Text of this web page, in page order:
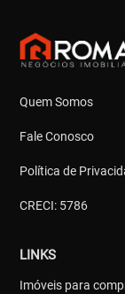
Quem Somos
Fale Conosco
Política de
CRECI: 5786
LINKS
Imóveis para